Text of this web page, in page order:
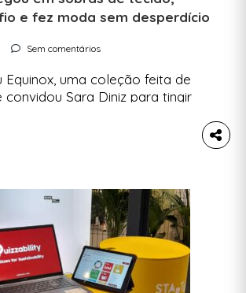
e fez moda sem desperdício
Sem comentários
uma coleção feita de
Sara Diniz para tingir
que procurava novos